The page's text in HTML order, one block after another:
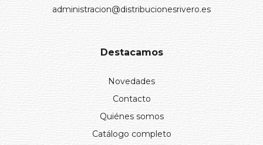
administracion@distribucionesrivero.es
Destacamos
Novedades
Contacto
Quiénes somos
Catálogo completo